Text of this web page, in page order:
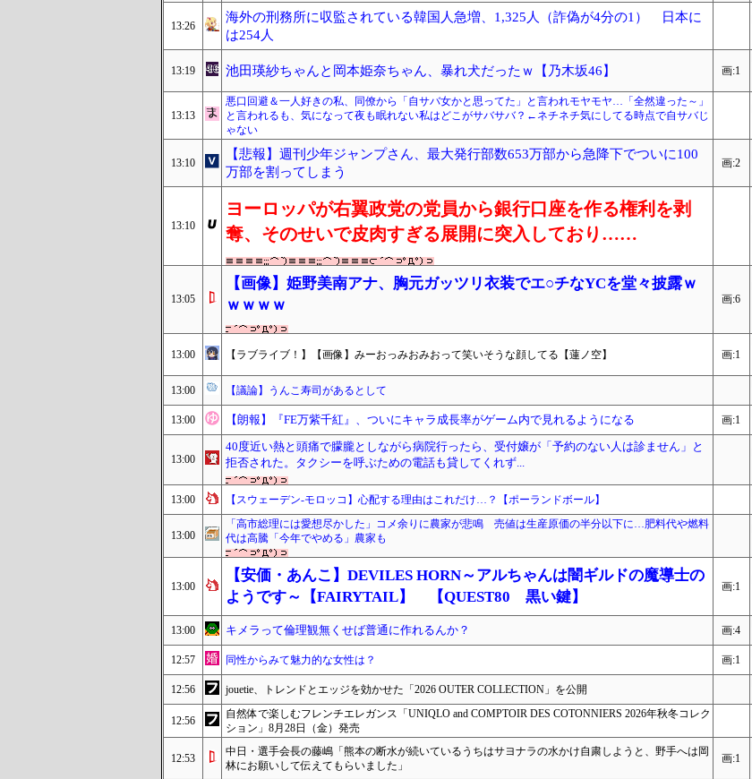
13:26
海外の刑務所に収監されている韓国人急増、1,325人（詐偽が4分の1） 日本に
は254人
13:19 池田瑛紗ちゃんと岡本姫奈ちゃん、暴れ犬だったｗ【乃木坂46】 画:1
13:13
悪口回避＆一人好きの私、同僚から「自サバ女かと思ってた」と言われモヤモヤ…「全然違った～」
と言われるも、気になって夜も眠れない私はどこがサバサバ？←ネチネチ気にしてる時点で自サバじ
ゃない
13:10
【悲報】週刊少年ジャンプさん、最大発行部数653万部から急降下でついに100
万部を割ってしまう
画:2
13:10
ヨーロッパが右翼政党の党員から銀行口座を作る権利を剥
奪、そのせいで皮肉すぎる展開に突入しており……
13:05
【画像】姫野美南アナ、胸元ガッツリ衣装でエ○チなYCを堂々披露ｗ
ｗｗｗｗ
画:6
13:00 【ラブライブ！】【画像】みーおっみおみおって笑いそうな顔してる【蓮ノ空】 画:1
13:00 【議論】うんこ寿司があるとして
13:00 【朗報】『FE万紫千紅』、ついにキャラ成長率がゲーム内で見れるようになる 画:1
13:00
40度近い熱と頭痛で朦朧としながら病院行ったら、受付嬢が「予約のない人は診ません」と
拒否された。タクシーを呼ぶための電話も貸してくれず...
13:00 【スウェーデン-モロッコ】心配する理由はこれだけ…？【ポーランドボール】
13:00
「高市総理には愛想尽かした」コメ余りに農家が悲鳴 売値は生産原価の半分以下に…肥料代や燃料
代は高騰「今年でやめる」農家も
13:00
【安価・あんこ】DEVILES HORN～アルちゃんは闇ギルドの魔導士の
ようです～【FAIRYTAIL】 【QUEST80 黒い鍵】
画:1
13:00 キメラって倫理観無くせば普通に作れるんか？ 画:4
12:57 同性からみて魅力的な女性は？ 画:1
12:56 jouetie、トレンドとエッジを効かせた「2026 OUTER COLLECTION」を公開
12:56
自然体で楽しむフレンチエレガンス「UNIQLO and COMPTOIR DES COTONNIERS 2026年秋冬コレク
ション」8月28日（金）発売
12:53
中日・選手会長の藤嶋「熊本の断水が続いているうちはサヨナラの水かけ自粛しようと、野手へは岡
林にお願いして伝えてもらいました」
画:1